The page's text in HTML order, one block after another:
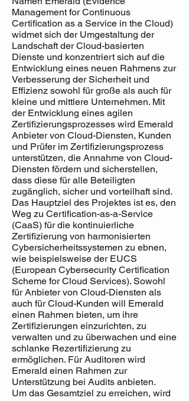
Management for Continuous
Certification as a Service in the Cloud)
widmet sich der Umgestaltung der
Landschaft der Cloud-basierten
Dienste und konzentriert sich auf die
Entwicklung eines neuen Rahmens zur
Verbesserung der Sicherheit und
Effizienz sowohl für große als auch für
kleine und mittlere Unternehmen. Mit
der Entwicklung eines agilen
Zertifizierungsprozesses wird Emerald
Anbieter von Cloud-Diensten, Kunden
und Prüfer im Zertifizierungsprozess
unterstützen, die Annahme von Cloud-
Diensten fördern und sicherstellen,
dass diese für alle Beteiligten
zugänglich, sicher und vorteilhaft sind.
Das Hauptziel des Projektes ist es, den
Weg zu Certification-as-a-Service
(CaaS) für die kontinuierliche
Zertifizierung von harmonisierten
Cybersicherheitssystemen zu ebnen,
wie beispielsweise der EUCS
(European Cybersecurity Certification
Scheme for Cloud Services). Sowohl
für Anbieter von Cloud-Diensten als
auch für Cloud-Kunden will Emerald
einen Rahmen bieten, um ihre
Zertifizierungen einzurichten, zu
verwalten und zu überwachen und eine
schlanke Rezertifizierung zu
ermöglichen. Für Auditoren wird
Emerald einen Rahmen zur
Unterstützung bei Audits anbieten.
Um das Gesamtziel zu erreichen, wird